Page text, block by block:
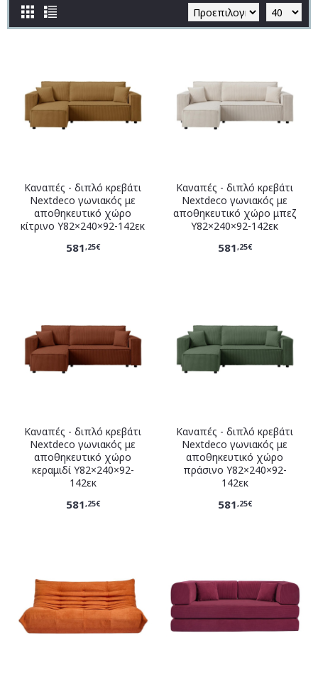
Καναπές - διπλό κρεβάτι
Nextdeco γωνιακός με
αποθηκευτικό χώρο
κίτρινο Υ82×240×92-142εκ
581,25€
Καναπές - διπλό κρεβάτι
Nextdeco γωνιακός με
αποθηκευτικό χώρο μπεζ
Υ82×240×92-142εκ
581,25€
Καναπές - διπλό κρεβάτι
Nextdeco γωνιακός με
αποθηκευτικό χώρο
κεραμιδί Υ82×240×92-
142εκ
581,25€
Καναπές - διπλό κρεβάτι
Nextdeco γωνιακός με
αποθηκευτικό χώρο
πράσινο Υ82×240×92-
142εκ
581,25€